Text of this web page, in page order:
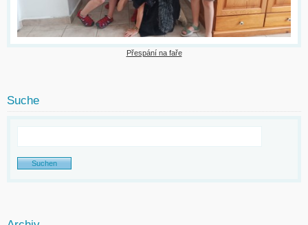
Přespání na faře
Suche